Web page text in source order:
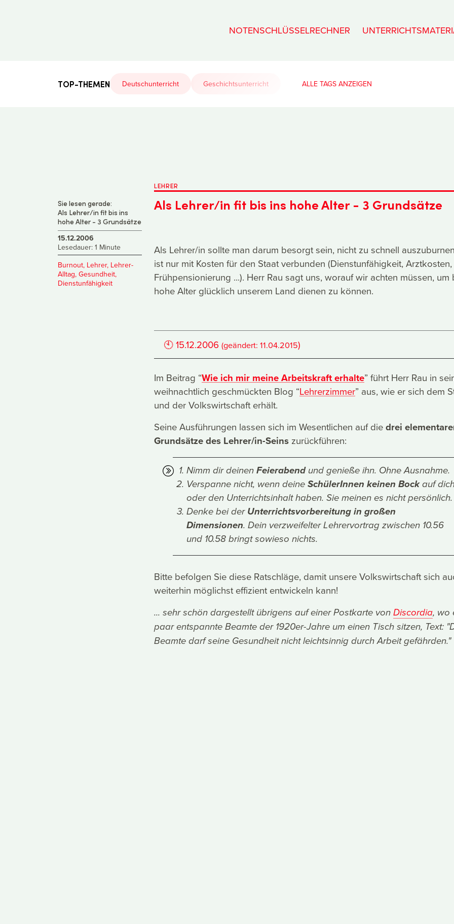
NOTENSCHLÜSSELRECHNER
TOP-THEMEN Deutschunterricht Geschichtsunterricht ALLE TAGS
Sie lesen gerade:
Als Lehrer/in fit bis ins
hohe Alter - 3 Grundsätze
15.12.2006
Lesedauer: 1 Minute
Burnout, Lehrer, Lehrer-
Alltag, Gesundheit,
Dienstunfähigkeit
LEHRER
Als Lehrer/in fit bis ins hohe Alter - 3 Grundsätze
Als Lehrer/in sollte man darum besorgt sein, nicht zu schnell
ist nur mit Kosten für den Staat verbunden (Dienstunfähigkeit, Arztkosten,
Frühpensionierung ...). Herr Rau sagt uns, worauf wir achten müssen, um
hohe Alter glücklich unserem Land dienen zu können.
🕙15.12.2006 (geändert:11.04.2015)
Im Beitrag “Wie ich mir meine Arbeitskraft erhalte” führt Herr Rau in
weihnachtlich geschmückten Blog “Lehrerzimmer” aus, wie er sich dem
und der Volkswirtschaft erhält.
Seine Ausführungen lassen sich im Wesentlichen auf diedrei
Grundsätze des Lehrer/in-Seins zurückführen:
Nimm dir deinen Feierabendund genieße ihn. Ohne Ausnahme.
Verspanne nicht, wenn deine SchülerInnen keinen Bockauf
oder den Unterrichtsinhalt haben. Sie meinen es nicht persönlich.
Denke bei der Unterrichtsvorbereitung in großen
Dimensionen. Dein verzweifelter Lehrervortrag zwischen 10.56
und 10.58 bringt sowieso nichts.
Bitte befolgen Sie diese Ratschläge, damit unsere Volkswirtschaft sich
weiterhin möglichst effizient entwickeln kann!
... sehr schön dargestellt übrigens auf einer Postkarte von Discordia, wo
paar entspannte Beamte der 1920er-Jahre um einen Tisch sitzen, Text:
Beamte darf seine Gesundheit nicht leichtsinnig durch Arbeit gefährden."